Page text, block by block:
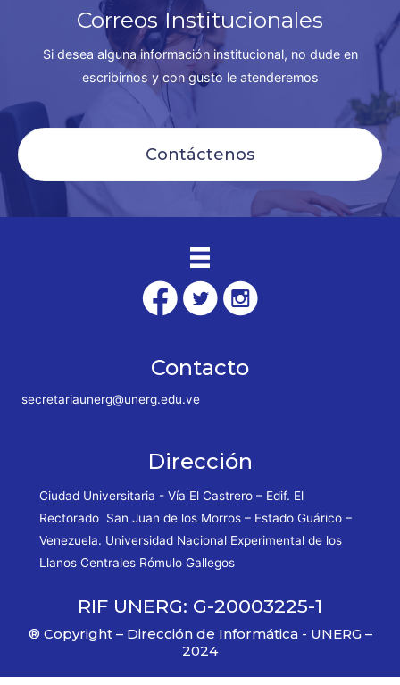
Correos Institucionales
Si desea alguna información institucional, no dude en
escribirnos y con gusto le atenderemos
Contáctenos
Contacto
secretariaunerg@unerg.edu.ve
Dirección
Ciudad Universitaria - Vía El Castrero – Edif. El
Rectorado San Juan de los Morros – Estado Guárico –
Venezuela. Universidad Nacional Experimental de los
Llanos Centrales Rómulo Gallegos
RIF UNERG: G-20003225-1
® Copyright – Dirección de Informática - UNERG –
2024